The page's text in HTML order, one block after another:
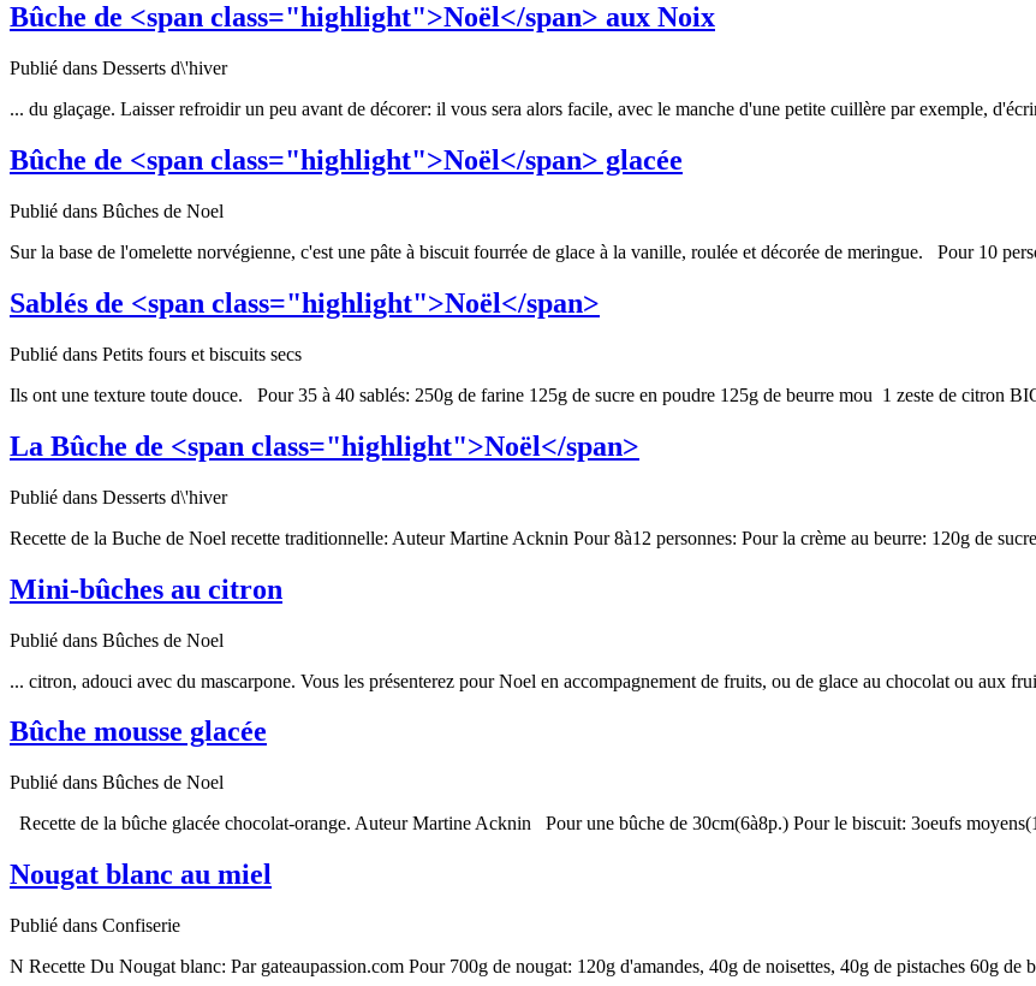
Bûche de <span class="highlight">Noël</span> aux Noix
Publié dans Desserts d\'hiver
... du glaçage. Laisser refroidir un peu avant de décorer: il vous sera alors facile, avec le manche d'une petite cuillère par exemple,
Bûche de <span class="highlight">Noël</span> glacée
Publié dans Bûches de Noel
Sur la base de l'omelette norvégienne, c'est une pâte à biscuit fourrée de glace à la vanille, roulée et décorée de meringue. Pour 10
Sablés de <span class="highlight">Noël</span>
Publié dans Petits fours et biscuits secs
Ils ont une texture toute douce. Pour 35 à 40 sablés: 250g de farine 125g de sucre en poudre 125g de beurre mou 1 zeste de citron
La Bûche de <span class="highlight">Noël</span>
Publié dans Desserts d\'hiver
Recette de la Buche de Noel recette traditionnelle: Auteur Martine Acknin Pour 8à12 personnes: Pour la crème au beurre: 120g de
Mini-bûches au citron
Publié dans Bûches de Noel
... citron, adouci avec du mascarpone. Vous les présenterez pourNoel en accompagnement de fruits, ou de glace au chocolat ou aux
Bûche mousse glacée
Publié dans Bûches de Noel
Recette de la bûche glacée chocolat-orange. Auteur Martine Acknin Pour une bûche de 30cm(6à8p.) Pour le biscuit: 3oeufs
Nougat blanc au miel
Publié dans Confiserie
N Recette Du Nougat blanc: Par gateaupassion.com Pour 700g de nougat: 120g d'amandes, 40g de noisettes, 40g de pistaches 60g de